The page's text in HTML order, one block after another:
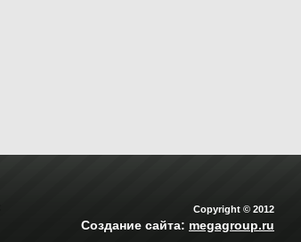
Copyright © 2012
Создание сайта: megagroup.ru